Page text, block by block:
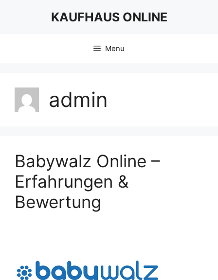
KAUFHAUS ONLINE
Menu
admin
Babywalz Online –
Erfahrungen &
Bewertung